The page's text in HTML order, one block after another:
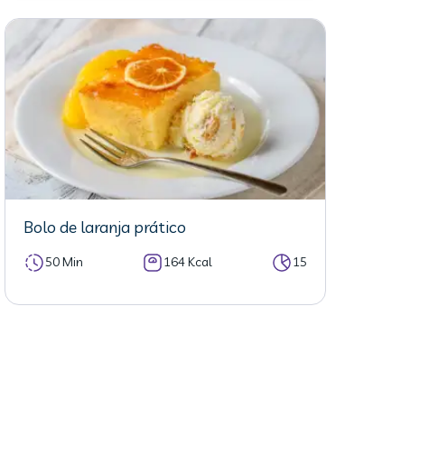
Bolo de laranja prático
50 Min 164 Kcal 15